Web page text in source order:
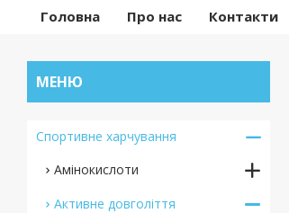
Головна Про нас Контакти
Спортивне харчування
Амінокислоти
Активне довголіття